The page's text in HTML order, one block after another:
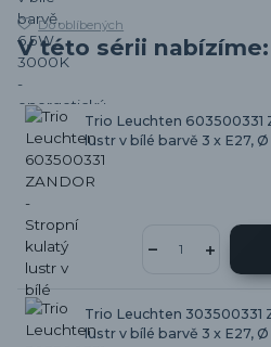
Do oblíbených
V této sérii nabízíme:
Trio Leuchten 603500331
lustr v bílé barvě 3 x E27,
Trio Leuchten 303500331
lustr v bílé barvě 3 x E27,